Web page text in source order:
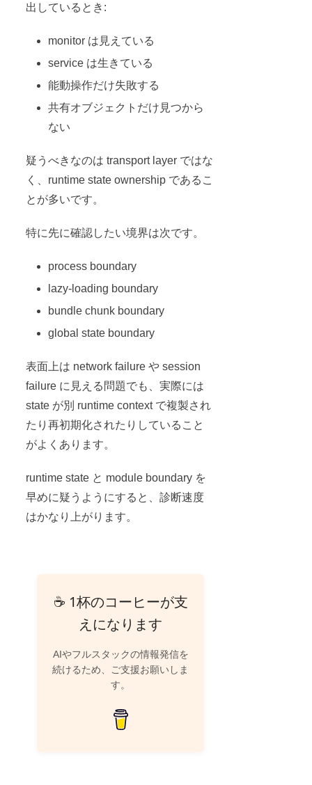
出しているとき:
monitor は見えている
service は生きている
能動操作だけ失敗する
共有オブジェクトだけ見つから
ない
疑うべきなのは transport layer ではな
く、runtime state ownership であるこ
とが多いです。
特に先に確認したい境界は次です。
process boundary
lazy-loading boundary
bundle chunk boundary
global state boundary
表面上は network failure や session
failure に見える問題でも、実際には
state が別 runtime context で複製され
たり再初期化されたりしていること
がよくあります。
runtime state と module boundary を
早めに疑うようにすると、診断速度
はかなり上がります。
☕ 1杯のコーヒーが支
えになります
AIやフルスタックの情報発信を
続けるため、ご支援お願いしま
す。